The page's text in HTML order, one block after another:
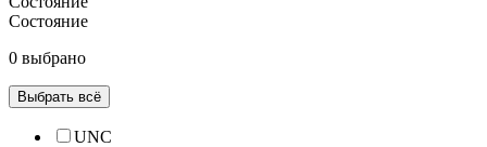
Состояние
0 выбрано
Выбрать всё
UNC